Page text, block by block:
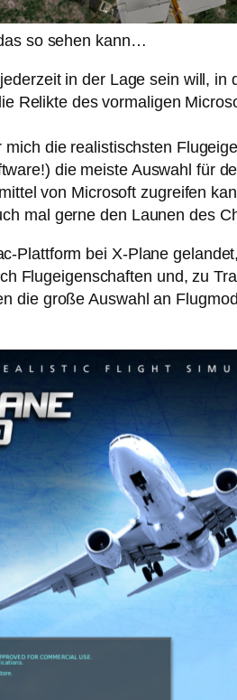
so sehen kann…
in der Lage sein will,
Relikte des vormaligen
die realistischsten
die meiste Auswahl für
von Microsoft zugreifen
mal gerne den Launen des
Plattform bei X-Plane
Flugeigenschaften und, zu
die große Auswahl an